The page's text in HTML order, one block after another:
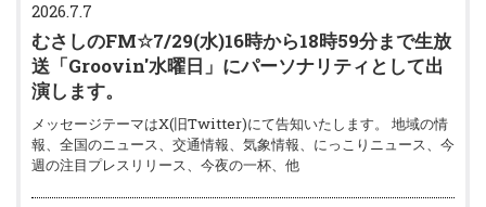
2026.7.7
むさしのFM☆7/29(水)16時から18時59分まで生放
送「Groovin'水曜日」にパーソナリティとして出
演します。
メッセージテーマはX(旧Twitter)にて告知いたします。 地域の情
報、全国のニュース、交通情報、気象情報、にっこりニュース、今
週の注目プレスリリース、今夜の一杯、他